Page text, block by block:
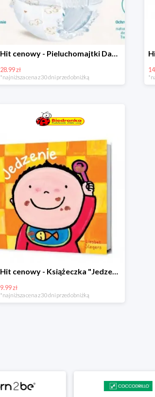
Hit cenowy - Pieluchomajtki Dada Pants
28.99 zł
*najniższa cena z 30 dni przed obniżką
Hit cenowy - Książeczka "Jedzenie"
9.99 zł
*najniższa cena z 30 dni przed obniżką